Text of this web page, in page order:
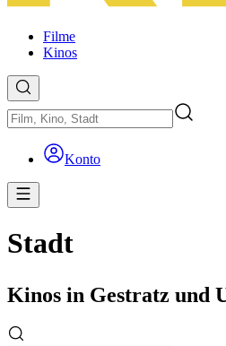
Filme
Kinos
Konto
Stadt
Kinos in Gestratz und